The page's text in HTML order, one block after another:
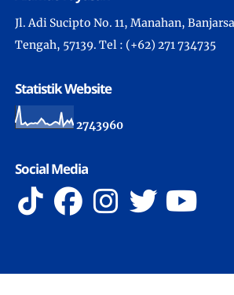
Jl. Adi Sucipto No. 11, Manahan,
Tengah, 57139. Tel : (+62) 271 734735
Statistik Website
2743960
Social Media